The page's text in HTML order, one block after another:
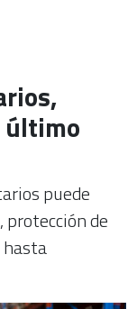
último
puede
de